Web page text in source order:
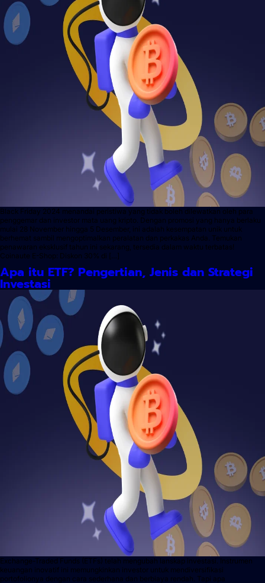
Black Friday 2024 menandai peristiwa yang tidak boleh dilewatkan oleh para
penggemar dan investor mata uang kripto. Dengan promosi yang hanya berlaku
mulai 28 November hingga 5 Desember, ini adalah kesempatan unik untuk
berhemat sambil mengoptimalkan peralatan dan perkakas Anda. Temukan
penawaran eksklusif tahun ini sekarang, tersedia dalam waktu terbatas!
Coinaute E-Shop: Diskon 30% di […]
Apa itu ETF? Pengertian, Jenis dan Strategi
Investasi
Exchange-Traded Funds (ETFs) telah mengubah lanskap investasi. Instrumen
keuangan inovatif ini memungkinkan investor untuk mendiversifikasi
portofolionya dengan cara sederhana dan berbiaya rendah. Tapi apa